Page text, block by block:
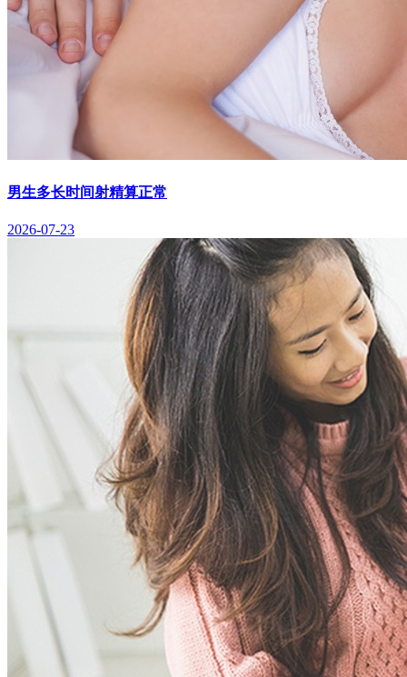
男生多长时间射精算正常
2026-07-23